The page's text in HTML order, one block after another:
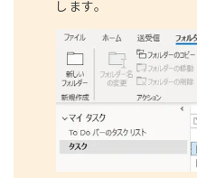
します。